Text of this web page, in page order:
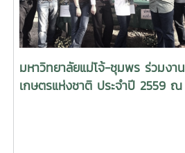
มหาวิทยาลัยแม่โจ้-ชุมพร ร่วมงาน
เกษตรแห่งชาติ ประจำปี 2559 ณ